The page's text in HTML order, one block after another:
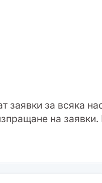
заявки за всяка
на